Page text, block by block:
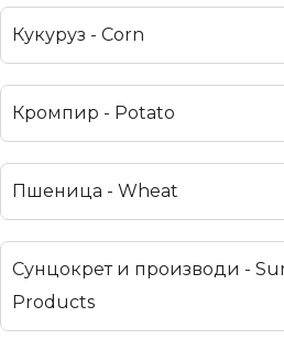
Кукуруз - Corn
Кромпир - Potato
Пшеница - Wheat
Сунцокрет и производи -
Products